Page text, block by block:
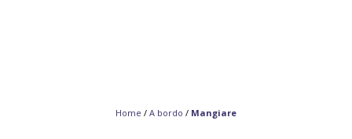
SERVIZI A BORDOHome / A bordo / Mangiare